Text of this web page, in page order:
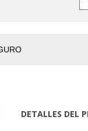
DETALLES DEL